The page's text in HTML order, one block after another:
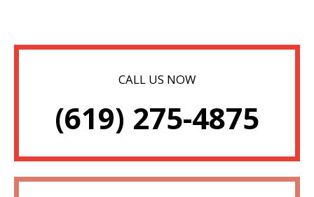
CALL US NOW
(619) 275-4875